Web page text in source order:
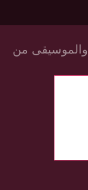
والموسيقى من